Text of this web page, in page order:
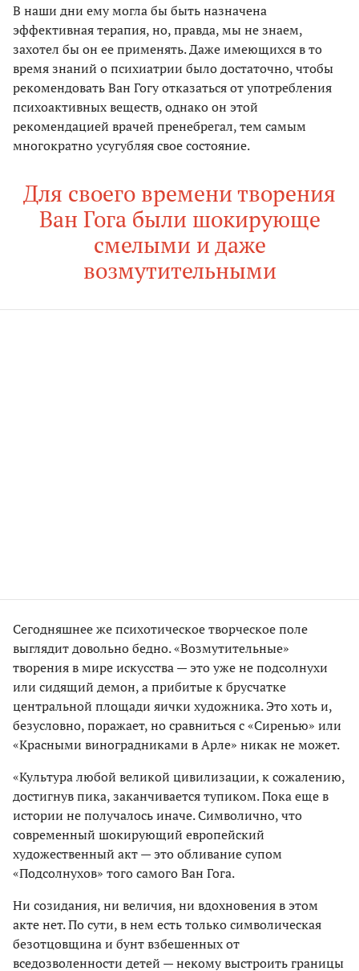
В наши дни ему могла бы быть назначена
эффективная терапия, но, правда, мы не знаем,
захотел бы он ее применять. Даже имеющихся в то
время знаний о психиатрии было достаточно, чтобы
рекомендовать Ван Гогу отказаться от употребления
психоактивных веществ, однако он этой
рекомендацией врачей пренебрегал, тем самым
многократно усугубляя свое состояние.
Для своего времени творения
Ван Гога были шокирующе
смелыми и даже
возмутительными
Сегодняшнее же психотическое творческое поле
выглядит довольно бедно. «Возмутительные»
творения в мире искусства — это уже не подсолнухи
или сидящий демон, а прибитые к брусчатке
центральной площади яички художника. Это хоть и,
безусловно, поражает, но сравниться с «Сиренью» или
«Красными виноградниками в Арле» никак не может.
«Культура любой великой цивилизации, к сожалению,
достигнув пика, заканчивается тупиком. Пока еще в
истории не получалось иначе. Символично, что
современный шокирующий европейский
художественный акт — это обливание супом
«Подсолнухов» того самого Ван Гога.
Ни созидания, ни величия, ни вдохновения в этом
акте нет. По сути, в нем есть только символическая
безотцовщина и бунт взбешенных от
вседозволенности детей — некому выстроить границы